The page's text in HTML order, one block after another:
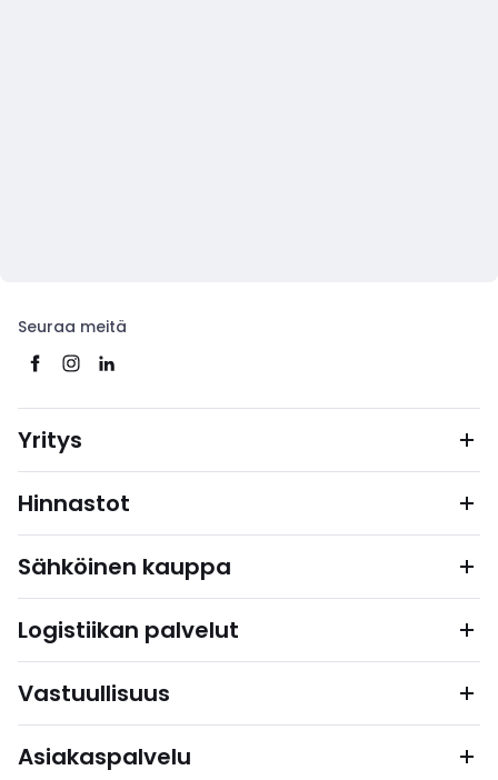
Seuraa meitä
Yritys
Hinnastot
Sähköinen kauppa
Logistiikan palvelut
Vastuullisuus
Asiakaspalvelu